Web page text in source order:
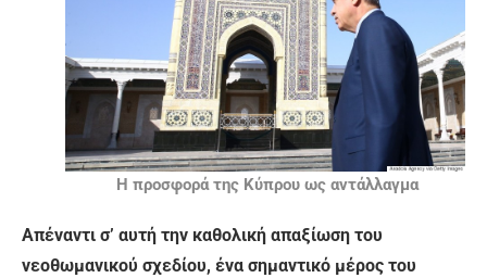
Η προσφορά της Κύπρου ως αντάλλαγμα
Απέναντι σ’ αυτή την καθολική απαξίωση του
νεοθωμανικού σχεδίου, ένα σημαντικό μέρος του